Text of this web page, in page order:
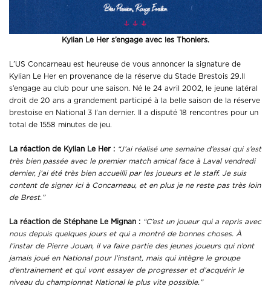
Kylian Le Her s’engage avec les Thoniers.
L’US Concarneau est heureuse de vous annoncer la signature de
Kylian Le Her en provenance de la réserve du Stade Brestois 29.Il
s’engage au club pour une saison. Né le 24 avril 2002, le jeune latéral
droit de 20 ans a grandement participé à la belle saison de la réserve
brestoise en National 3 l’an dernier. Il a disputé 18 rencontres pour un
total de 1558 minutes de jeu.
La réaction de Kylian Le Her : “J’ai réalisé une semaine d’essai qui s’est
très bien passée avec le premier match amical face à Laval vendredi
dernier, j’ai été très bien accueilli par les joueurs et le staff. Je suis
content de signer ici à Concarneau, et en plus je ne reste pas très loin
de Brest.”
La réaction de Stéphane Le Mignan : “C’est un joueur qui a repris avec
nous depuis quelques jours et qui a montré de bonnes choses. À
l’instar de Pierre Jouan, il va faire partie des jeunes joueurs qui n’ont
jamais joué en National pour l’instant, mais qui intègre le groupe
d’entrainement et qui vont essayer de progresser et d’acquérir le
niveau du championnat National le plus vite possible.”